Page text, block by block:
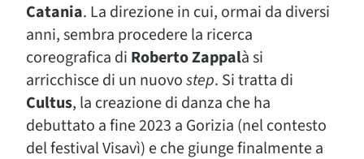
Catania. La direzione in cui, ormai da diversi
anni, sembra procedere la ricerca
coreografica di Roberto Zappalà si
arricchisce di un nuovostep. Si tratta di
Cultus, la creazione di danza che ha
debuttato a fine 2023 a Gorizia (nel contesto
del festival Visavì) e che giunge finalmente a